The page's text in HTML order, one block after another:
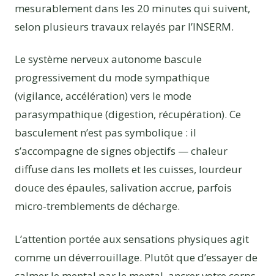
mesurablement dans les 20 minutes qui suivent,
selon plusieurs travaux relayés par l’INSERM.
Le système nerveux autonome bascule
progressivement du mode sympathique
(vigilance, accélération) vers le mode
parasympathique (digestion, récupération). Ce
basculement n’est pas symbolique : il
s’accompagne de signes objectifs — chaleur
diffuse dans les mollets et les cuisses, lourdeur
douce des épaules, salivation accrue, parfois
micro-tremblements de décharge.
L’attention portée aux sensations physiques agit
comme un déverrouillage. Plutôt que d’essayer de